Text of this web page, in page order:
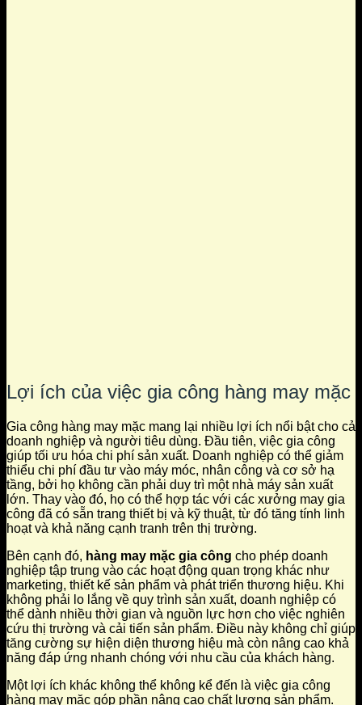
Lợi ích của việc gia công hàng may mặc
Gia công hàng may mặc mang lại nhiều lợi ích nổi bật cho cả
doanh nghiệp và người tiêu dùng. Đầu tiên, việc gia công
giúp tối ưu hóa chi phí sản xuất. Doanh nghiệp có thể giảm
thiểu chi phí đầu tư vào máy móc, nhân công và cơ sở hạ
tầng, bởi họ không cần phải duy trì một nhà máy sản xuất
lớn. Thay vào đó, họ có thể hợp tác với các xưởng may gia
công đã có sẵn trang thiết bị và kỹ thuật, từ đó tăng tính linh
hoạt và khả năng cạnh tranh trên thị trường.
Bên cạnh đó, hàng may mặc gia công cho phép doanh
nghiệp tập trung vào các hoạt động quan trọng khác như
marketing, thiết kế sản phẩm và phát triển thương hiệu. Khi
không phải lo lắng về quy trình sản xuất, doanh nghiệp có
thể dành nhiều thời gian và nguồn lực hơn cho việc nghiên
cứu thị trường và cải tiến sản phẩm. Điều này không chỉ giúp
tăng cường sự hiện diện thương hiệu mà còn nâng cao khả
năng đáp ứng nhanh chóng với nhu cầu của khách hàng.
Một lợi ích khác không thể không kể đến là việc gia công
hàng may mặc góp phần nâng cao chất lượng sản phẩm.